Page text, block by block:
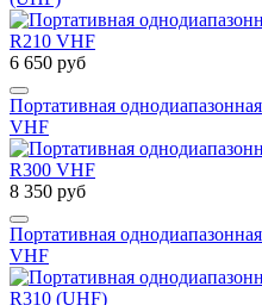
6 650 руб
Портативная
VHF
8 350 руб
Портативная
VHF